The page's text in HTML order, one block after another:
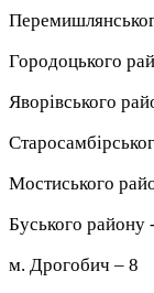
Городоцького
Яворівського
Мостиського
Буського району
м. Дрогобич – 8